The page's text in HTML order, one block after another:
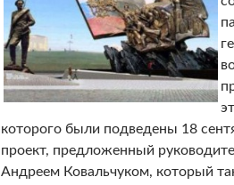
которого были подведены 18
проект, предложенный
Андреем Ковальчуком, который